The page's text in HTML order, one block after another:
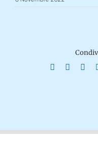
Facebook